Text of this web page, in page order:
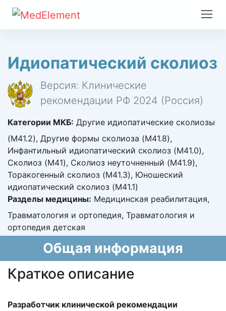
Идиопатический сколиоз
Версия: Клинические
рекомендации РФ 2024 (Россия)
Категории МКБ: Другие идиопатические сколиозы
(M41.2), Другие формы сколиоза (M41.8),
Инфантильный идиопатический сколиоз (M41.0),
Сколиоз (M41), Сколиоз неуточненный (M41.9),
Торакогенный сколиоз (M41.3), Юношеский
идиопатический сколиоз (M41.1)
Разделы медицины: Медицинская реабилитация,
Травматология и ортопедия, Травматология и
ортопедия детская
Общая информация
Краткое описание
Разработчик клинической рекомендации